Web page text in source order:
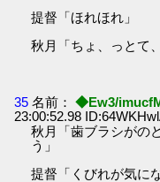
提督「ほれほれ」
秋月「ちょ、っと
35 名前： ◆Ew3/
23:00:52.98
秋月「歯ブラシがの
う」
提督「くびれが気に